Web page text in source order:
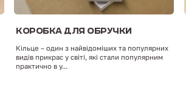
КОРОБКА ДЛЯ ОБРУЧКИ
Кільце – один з найвідоміших та популярних
видів прикрас у світі, які стали популярним
практично в у...